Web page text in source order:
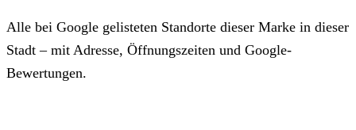
Alle bei Google gelisteten Standorte dieser Marke in dieser
Stadt – mit Adresse, Öffnungszeiten und Google-
Bewertungen.